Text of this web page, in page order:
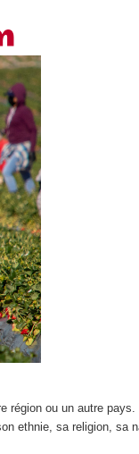
région ou un autre
ethnie, sa religion, sa